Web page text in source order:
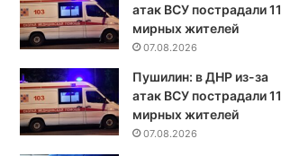
атак ВСУ пострадали 11
мирных жителей
07.08.2026
Пушилин: в ДНР из-за
атак ВСУ пострадали 11
мирных жителей
07.08.2026